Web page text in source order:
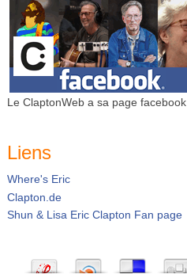
Le ClaptonWeb a sa page facebook
Liens
Where's Eric
Clapton.de
Shun & Lisa Eric Clapton Fan page